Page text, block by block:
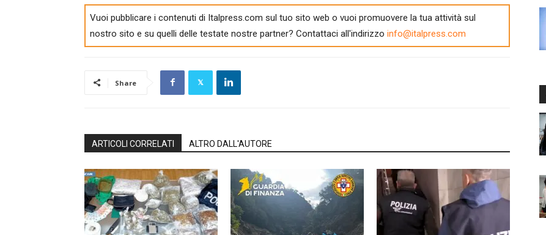
Vuoi pubblicare i contenuti di Italpress.com sul tuo sito web o vuoi promuovere la tua attività sul
nostro sito e su quelli delle testate nostre partner? Contattaci all'indirizzo info@italpress.com
Share
ARTICOLI CORRELATI ALTRO DALL'AUTORE